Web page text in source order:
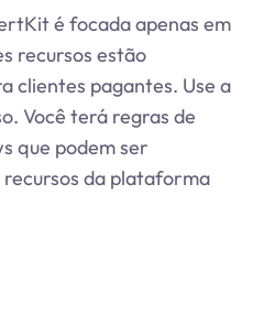
é focada apenas em
recursos estão
clientes pagantes. Use a
Você terá regras de
que podem ser
da plataforma